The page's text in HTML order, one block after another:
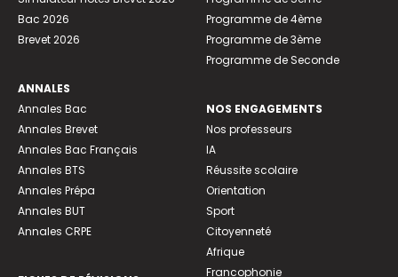
Bac 2026
Brevet 2026
ANNALES
Annales Bac
Annales Brevet
Annales Bac Français
Annales BTS
Annales Prépa
Annales BUT
Annales CRPE
Programme de 4ème
Programme de 3ème
Programme de Seconde
NOS ENGAGEMENTS
Nos professeurs
IA
Réussite scolaire
Orientation
Sport
Citoyenneté
Afrique
Francophonie